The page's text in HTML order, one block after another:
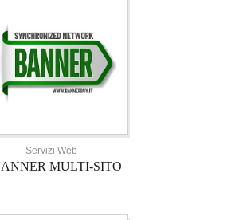
Servizi Web
MULTI-SITO